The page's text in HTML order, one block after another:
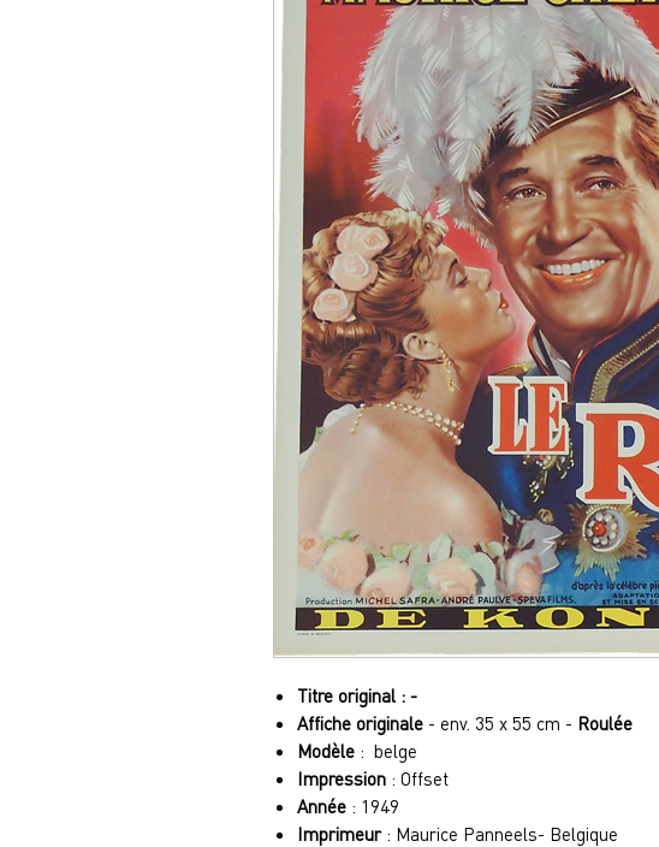
Titre original : -
Affiche originale - env. 35 x 55 cm - Roulée
Modèle : belge
Impression : Offset
Année : 1949
Imprimeur: Maurice Panneels- Belgique